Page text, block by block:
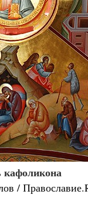
кафоликона
/